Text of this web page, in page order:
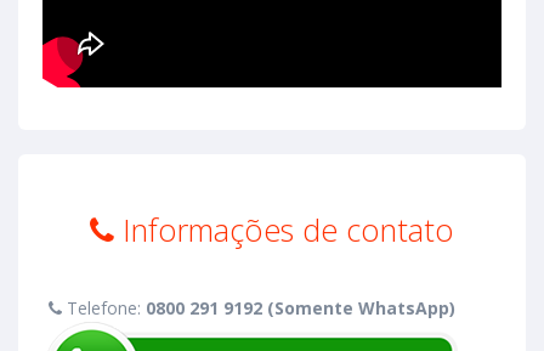
Informações de contato
Telefone: 0800 291 9192 (Somente WhatsApp)